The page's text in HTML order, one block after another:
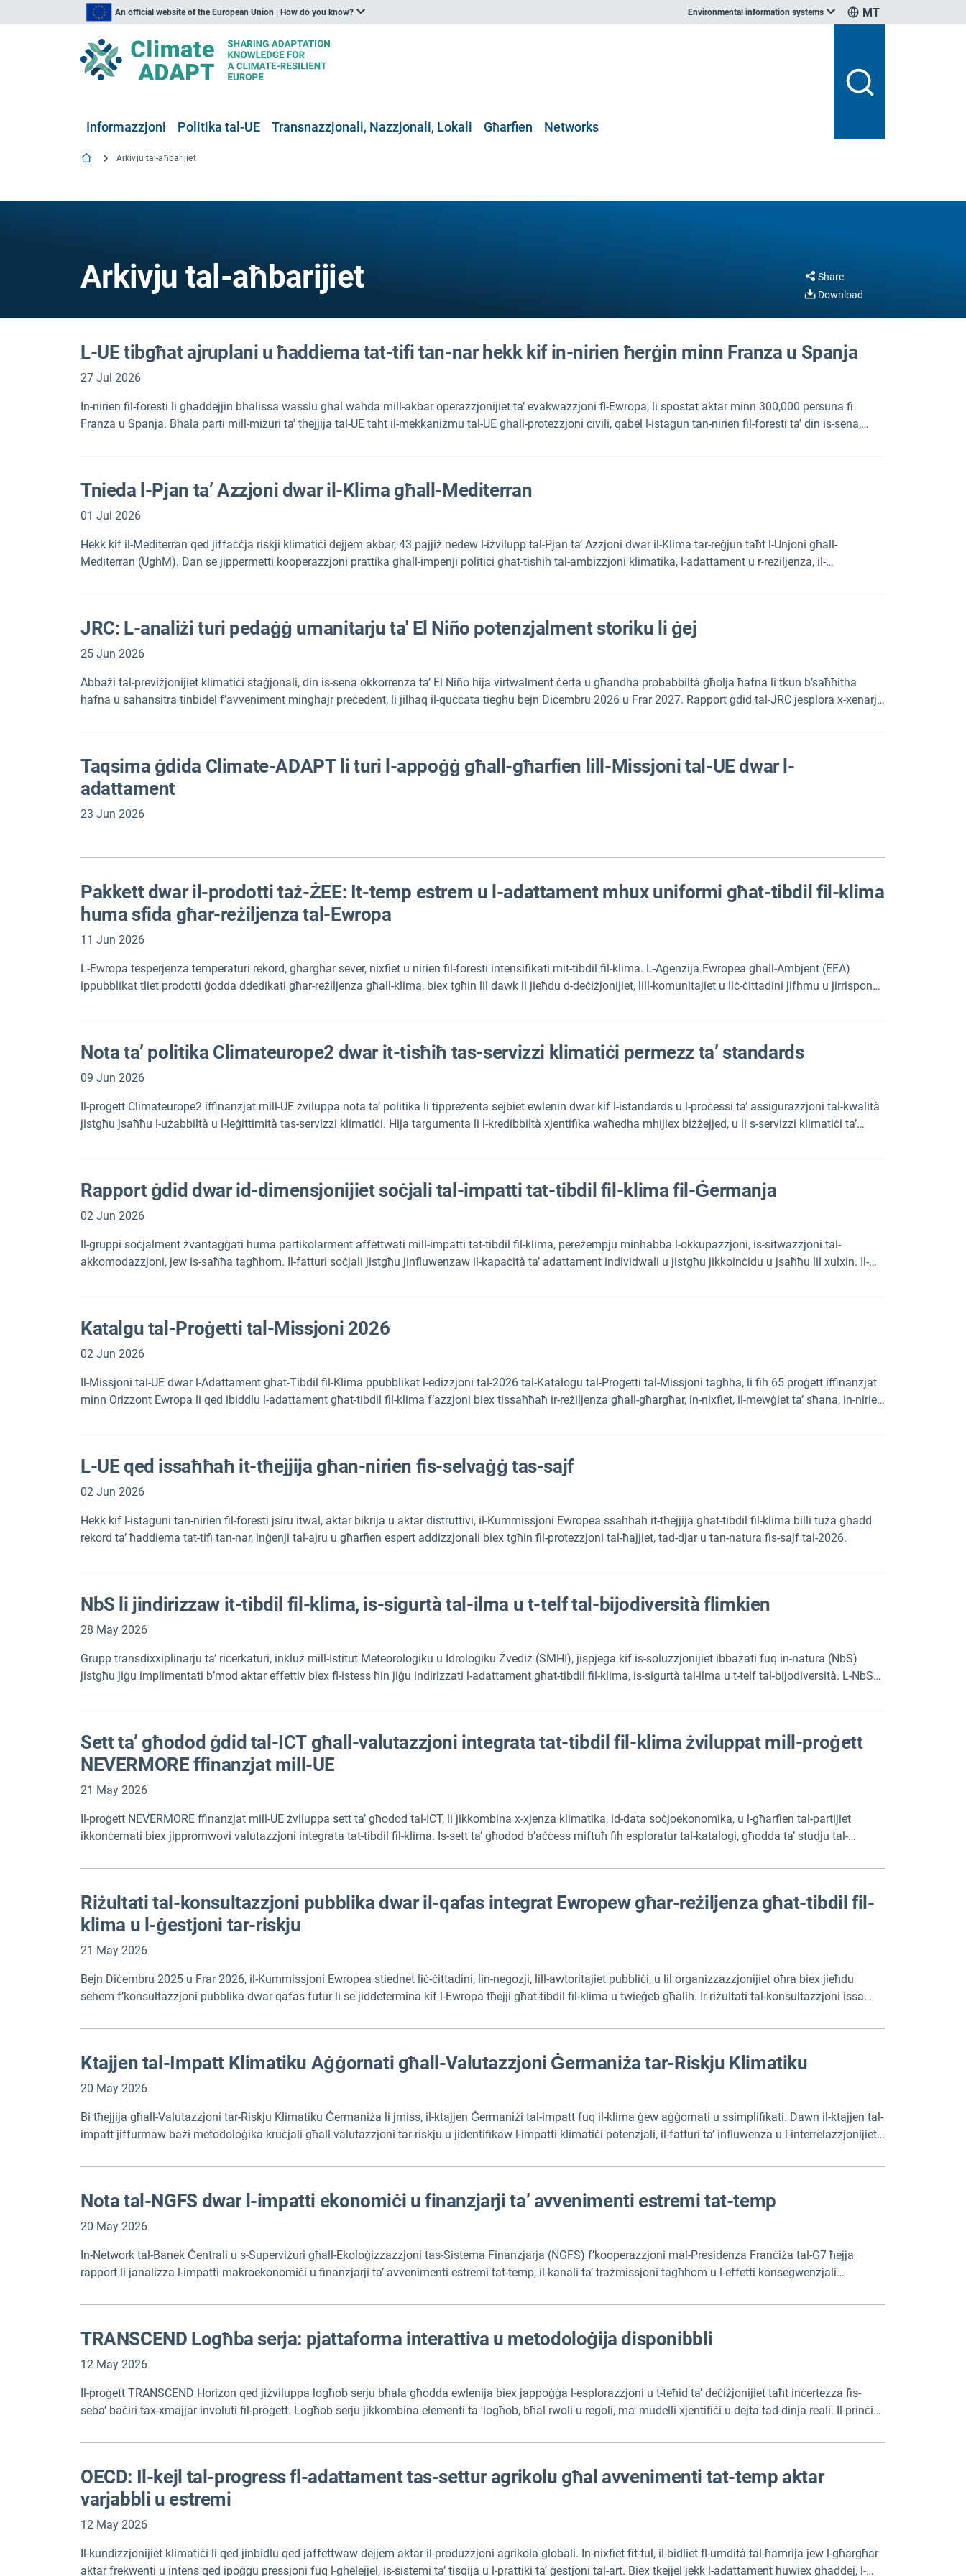
An official website of the European Union | How do you know? Environmental information systems MT
Informazzjoni Politika tal-UE Transnazzjonali, Nazzjonali, Lokali Għarfien Networks
Arkivju tal-aħbarijiet
Arkivju tal-aħbarijiet
Share
Download
L-UE tibgħat ajruplani u ħaddiema tat-tifi tan-nar hekk kif in-nirien ħerġin minn Franza u Spanja
27 Jul 2026
In-nirien fil-foresti li għaddejjin bħalissa wasslu għal waħda mill-akbar operazzjonijiet ta’ evakwazzjoni fl-Ewropa, li spostat aktar minn 300,000 persuna fi
Franza u Spanja. Bħala parti mill-miżuri ta' tħejjija tal-UE taħt il-mekkaniżmu tal-UE għall-protezzjoni ċivili, qabel l-istaġun tan-nirien fil-foresti ta' din is-sena,
isaħħu r-rispondenti nazzjonali immedjatament.
Tnieda l-Pjan ta’ Azzjoni dwar il-Klima għall-Mediterran
01 Jul 2026
Hekk kif il-Mediterran qed jiffaċċja riskji klimatiċi dejjem akbar, 43 pajjiż nedew l-iżvilupp tal-Pjan ta’ Azzjoni dwar il-Klima tar-reġjun taħt l-Unjoni għall-
Mediterran (UgħM). Dan se jippermetti kooperazzjoni prattika għall-impenji politiċi għat-tisħiħ tal-ambizzjoni klimatika, l-adattament u r-reżiljenza, il-
JRC: L-analiżi turi pedaġġ umanitarju ta' El Niño potenzjalment storiku li ġej
25 Jun 2026
Abbażi tal-previżjonijiet klimatiċi staġjonali, din is-sena okkorrenza ta’ El Niño hija virtwalment ċerta u għandha probabbiltà għolja ħafna li tkun b’saħħitha
ħafna u saħansitra tinbidel f’avveniment mingħajr preċedent, li jilħaq il-quċċata tiegħu bejn Diċembru 2026 u Frar 2027. Rapport ġdid tal-JRC jesplora x-xenarji
Taqsima ġdida Climate-ADAPT li turi l-appoġġ għall-għarfien lill-Missjoni tal-UE dwar l-
adattament
23 Jun 2026
Pakkett dwar il-prodotti taż-ŻEE: It-temp estrem u l-adattament mhux uniformi għat-tibdil fil-klima
huma sfida għar-reżiljenza tal-Ewropa
11 Jun 2026
L-Ewropa tesperjenza temperaturi rekord, għargħar sever, nixfiet u nirien fil-foresti intensifikati mit-tibdil fil-klima. L-Aġenzija Ewropea għall-Ambjent (EEA)
ippubblikat tliet prodotti ġodda ddedikati għar-reżiljenza għall-klima, biex tgħin lil dawk li jieħdu d-deċiżjonijiet, lill-komunitajiet u liċ-ċittadini jifhmu u jirrispondu
Nota ta’ politika Climateurope2 dwar it-tisħiħ tas-servizzi klimatiċi permezz ta’ standards
09 Jun 2026
Il-proġett Climateurope2 iffinanzjat mill-UE żviluppa nota ta’ politika li tippreżenta sejbiet ewlenin dwar kif l-istandards u l-proċessi ta’ assigurazzjoni tal-kwalità
jistgħu jsaħħu l-użabbiltà u l-leġittimità tas-servizzi klimatiċi. Hija targumenta li l-kredibbiltà xjentifika waħedha mhijiex biżżejjed, u li s-servizzi klimatiċi ta’
Rapport ġdid dwar id-dimensjonijiet soċjali tal-impatti tat-tibdil fil-klima fil-Ġermanja
02 Jun 2026
Il-gruppi soċjalment żvantaġġati huma partikolarment affettwati mill-impatti tat-tibdil fil-klima, pereżempju minħabba l-okkupazzjoni, is-sitwazzjoni tal-
akkomodazzjoni, jew is-saħħa tagħhom. Il-fatturi soċjali jistgħu jinfluwenzaw il-kapaċità ta’ adattament individwali u jistgħu jikkoinċidu u jsaħħu lil xulxin. Il-
Ingliż.
Katalgu tal-Proġetti tal-Missjoni 2026
02 Jun 2026
Il-Missjoni tal-UE dwar l-Adattament għat-Tibdil fil-Klima ppubblikat l-edizzjoni tal-2026 tal-Katalogu tal-Proġetti tal-Missjoni tagħha, li fih 65 proġett iffinanzjat
minn Orizzont Ewropa li qed ibiddlu l-adattament għat-tibdil fil-klima f’azzjoni biex tissaħħaħ ir-reżiljenza għall-għargħar, in-nixfiet, il-mewġiet ta’ sħana, in-nirien
madwar l-Ewropa.
L-UE qed issaħħaħ it-tħejjija għan-nirien fis-selvaġġ tas-sajf
02 Jun 2026
Hekk kif l-istaġuni tan-nirien fil-foresti jsiru itwal, aktar bikrija u aktar distruttivi, il-Kummissjoni Ewropea ssaħħaħ it-tħejjija għat-tibdil fil-klima billi tuża għadd
rekord ta’ ħaddiema tat-tifi tan-nar, inġenji tal-ajru u għarfien espert addizzjonali biex tgħin fil-protezzjoni tal-ħajjiet, tad-djar u tan-natura fis-sajf tal-2026.
NbS li jindirizzaw it-tibdil fil-klima, is-sigurtà tal-ilma u t-telf tal-bijodiversità flimkien
28 May 2026
Grupp transdixxiplinarju ta’ riċerkaturi, inkluż mill-Istitut Meteoroloġiku u Idroloġiku Żvediż (SMHI), jispjega kif is-soluzzjonijiet ibbażati fuq in-natura (NbS)
jistgħu jiġu implimentati b’mod aktar effettiv biex fl-istess ħin jiġu indirizzati l-adattament għat-tibdil fil-klima, is-sigurtà tal-ilma u t-telf tal-bijodiversità. L-NbS
Sett ta’ għodod ġdid tal-ICT għall-valutazzjoni integrata tat-tibdil fil-klima żviluppat mill-proġett
NEVERMORE ffinanzjat mill-UE
21 May 2026
Il-proġett NEVERMORE ffinanzjat mill-UE żviluppa sett ta’ għodod tal-ICT, li jikkombina x-xjenza klimatika, id-data soċjoekonomika, u l-għarfien tal-partijiet
ikkonċernati biex jippromwovi valutazzjoni integrata tat-tibdil fil-klima. Is-sett ta’ għodod b’aċċess miftuħ fih esploratur tal-katalogi, għodda ta’ studju tal-
partijiet ikkonċernati. Is-sett ta’ għodod jista’ jiġi esplorat ukoll permezz ta’ programm tal-MOOC iddedikat disponibbli fuq is-sit web tal-proġett.
Riżultati tal-konsultazzjoni pubblika dwar il-qafas integrat Ewropew għar-reżiljenza għat-tibdil fil-
klima u l-ġestjoni tar-riskju
21 May 2026
Bejn Diċembru 2025 u Frar 2026, il-Kummissjoni Ewropea stiednet liċ-ċittadini, lin-negozji, lill-awtoritajiet pubbliċi, u lil organizzazzjonijiet oħra biex jieħdu
sehem f’konsultazzjoni pubblika dwar qafas futur li se jiddetermina kif l-Ewropa tħejji għat-tibdil fil-klima u twieġeb għalih. Ir-riżultati tal-konsultazzjoni issa
Ktajjen tal-Impatt Klimatiku Aġġornati għall-Valutazzjoni Ġermaniża tar-Riskju Klimatiku
20 May 2026
Bi tħejjija għall-Valutazzjoni tar-Riskju Klimatiku Ġermaniża li jmiss, il-ktajjen Ġermaniżi tal-impatt fuq il-klima ġew aġġornati u ssimplifikati. Dawn il-ktajjen tal-
impatt jiffurmaw bażi metodoloġika kruċjali għall-valutazzjoni tar-riskju u jidentifikaw l-impatti klimatiċi potenzjali, il-fatturi ta’ influwenza u l-interrelazzjonijiet
Nota tal-NGFS dwar l-impatti ekonomiċi u finanzjarji ta’ avvenimenti estremi tat-temp
20 May 2026
In-Network tal-Banek Ċentrali u s-Superviżuri għall-Ekoloġizzazzjoni tas-Sistema Finanzjarja (NGFS) f’kooperazzjoni mal-Presidenza Franċiża tal-G7 ħejja
rapport li janalizza l-impatti makroekonomiċi u finanzjarji ta’ avvenimenti estremi tat-temp, il-kanali ta’ trażmissjoni tagħhom u l-effetti konsegwenzjali
TRANSCEND Logħba serja: pjattaforma interattiva u metodoloġija disponibbli
12 May 2026
Il-proġett TRANSCEND Horizon qed jiżviluppa logħob serju bħala għodda ewlenija biex jappoġġa l-esplorazzjoni u t-teħid ta’ deċiżjonijiet taħt inċertezza fis-
seba’ baċiri tax-xmajjar involuti fil-proġett. Logħob serju jikkombina elementi ta 'logħob, bħal rwoli u regoli, ma' mudelli xjentifiċi u dejta tad-dinja reali. Il-prinċipji
OECD: Il-kejl tal-progress fl-adattament tas-settur agrikolu għal avvenimenti tat-temp aktar
varjabbli u estremi
12 May 2026
Il-kundizzjonijiet klimatiċi li qed jinbidlu qed jaffettwaw dejjem aktar il-produzzjoni agrikola globali. In-nixfiet fit-tul, il-bidliet fl-umdità tal-ħamrija jew l-għargħar
aktar frekwenti u intens qed ipoġġu pressjoni fuq l-għelejjel, is-sistemi ta’ tisqija u l-prattiki ta’ ġestjoni tal-art. Biex tkejjel jekk l-adattament huwiex għaddej, l-